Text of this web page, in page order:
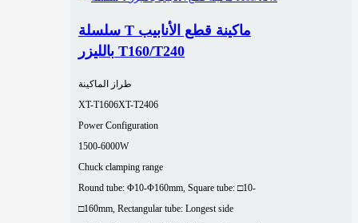
سلسلة T ماكينة قطع الأنابيب
بالليزر T160/T240
طراز الماكينة
XT-T1606XT-T2406
Power Configuration
1500-6000W
Chuck clamping range
Round tube: Φ10-Φ160mm, Square tube: □10-
□160mm, Rectangular tube: Longest side